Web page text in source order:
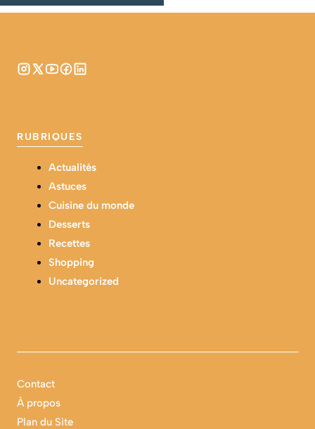
RUBRIQUES
Actualités
Astuces
Cuisine du monde
Desserts
Recettes
Shopping
Uncategorized
Contact
À propos
Plan du Site